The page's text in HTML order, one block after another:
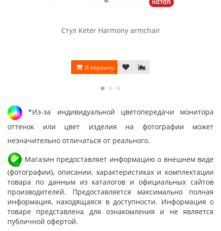
Стул Keter Harmony armchair
В корзину
*Из-за индивидуальной цветопередачи монитора
оттенок или цвет изделия на фотографии может
незначительно отличаться от реального.
Магазин предоставляет информацию о внешнем виде
(фотографии), описании, характеристиках и комплектации
товара по данным из каталогов и официальных сайтов
производителей. Предоставляется максимально полная
информация, находящаяся в доступности. Информация о
товаре представлена для ознакомления и не является
публичной офертой.